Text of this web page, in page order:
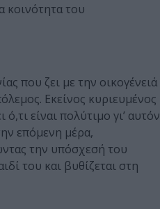
κοινότητα του
που ζει με την οικογένειά
Εκείνος κυριευμένος
είναι πολύτιμο γι’ αυτόν
επόμενη μέρα,
την υπόσχεσή του
του και βυθίζεται στη